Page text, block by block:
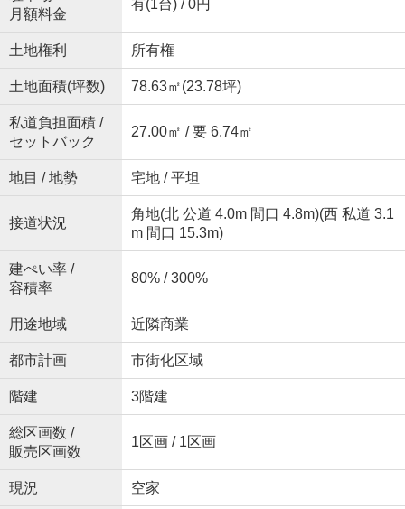
月額料金
有(1台) / 0円
土地権利 所有権
土地面積(坪数) 78.63㎡(23.78坪)
私道負担面積 /
セットバック
27.00㎡ / 要 6.74㎡
地目 / 地勢 宅地 / 平坦
接道状況
角地(北 公道 4.0m 間口 4.8m)(西 私道 3.1
m 間口 15.3m)
建ぺい率 /
容積率
80% / 300%
用途地域 近隣商業
都市計画 市街化区域
階建 3階建
総区画数 /
販売区画数
1区画 / 1区画
現況 空家